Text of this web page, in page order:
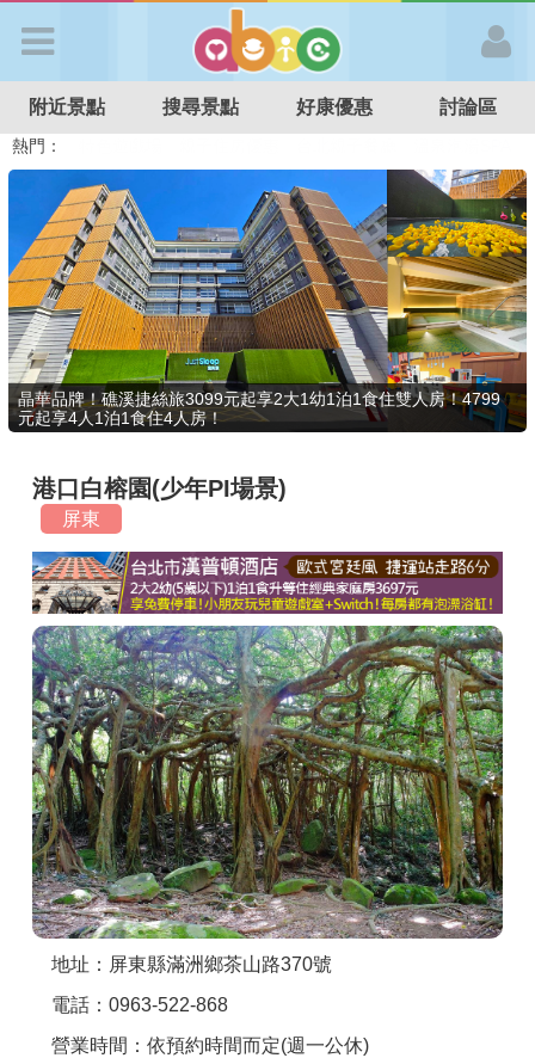
APP登入
首 頁
搜尋景點
好康優惠
最新消息
最新留言
商家合作
推薦景點
討論區
聯絡我們
APP下載
附近景點 搜尋景點 好康優惠 討論區
熱門：
特色遊戲場
親子住房優惠 台北親子餐廳 溫泉泡湯SPA
晶華品牌！礁溪捷絲旅3099元起享2大1幼1泊1食住雙人房！4799
元起享4人1泊1食住4人房！
港口白榕園(少年PI場景)
屏東
地址：屏東縣滿洲鄉茶山路370號
電話：0963-522-868
營業時間：依預約時間而定(週一公休)